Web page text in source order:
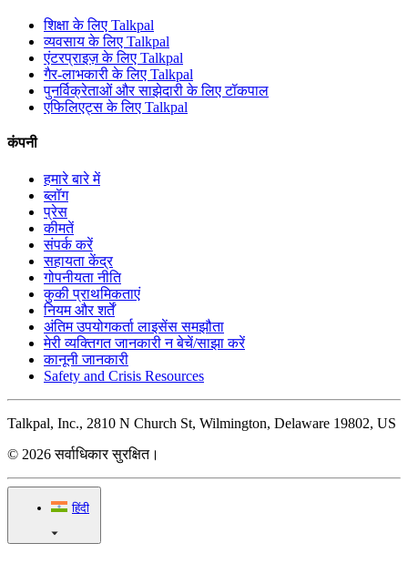
शिक्षा के लिए Talkpal
व्यवसाय के लिए Talkpal
एंटरप्राइज़ के लिए Talkpal
गैर-लाभकारी के लिए Talkpal
पुनर्विक्रेताओं और साझेदारी के लिए टॉकपाल
एफिलिएट्स के लिए Talkpal
कंपनी
हमारे बारे में
ब्लॉग
प्रेस
कीमतें
संपर्क करें
सहायता केंद्र
गोपनीयता नीति
कुकी प्राथमिकताएं
नियम और शर्तें
अंतिम उपयोगकर्ता लाइसेंस समझौता
मेरी व्यक्तिगत जानकारी न बेचें/साझा करें
कानूनी जानकारी
Safety and Crisis Resources
Talkpal, Inc., 2810 N Church St, Wilmington, Delaware 19802, US
© 2026 सर्वाधिकार सुरक्षित।
हिंदी